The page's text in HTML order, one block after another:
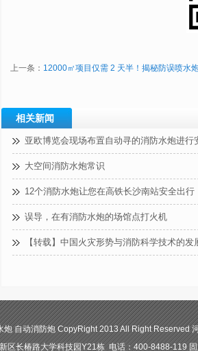
上一条： 12000㎡项目仅需 2 天半！揭秘防误喷水
相关新闻
亚欧博览会现场布置自动寻的消防水炮进行
大空间消防水炮常识
12个消防水炮让您在高铁长沙南站安全出行
误导，在有消防水炮的场馆点打火机
【转载】中国火灾形势与消防科学技术的发
炮 自动消防炮 CopyRight 2013 All Right
区长椿路大学科技园Y21栋 电话：400-8488-119